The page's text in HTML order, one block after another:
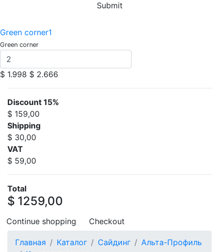
Submit
Green corner1
Green corner
$ 1.998 $ 2.666
Discount 15%
$ 159,00
Shipping
$ 30,00
VAT
$ 59,00
Total
$ 1259,00
Continue shopping Checkout
Главная Каталог Сайдинг
Альта-Профиль